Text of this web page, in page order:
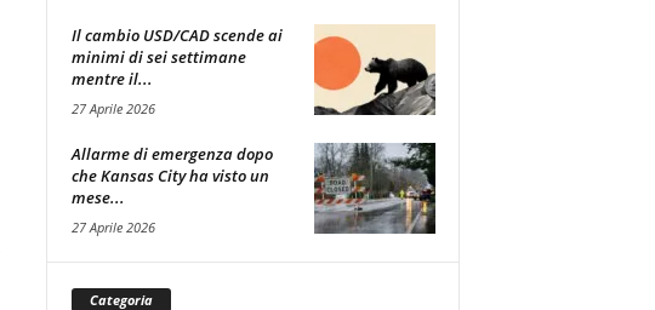
Il cambio USD/CAD scende ai
minimi di sei settimane
mentre il...
27 Aprile 2026
Allarme di emergenza dopo
che Kansas City ha visto un
mese...
27 Aprile 2026
Categoria